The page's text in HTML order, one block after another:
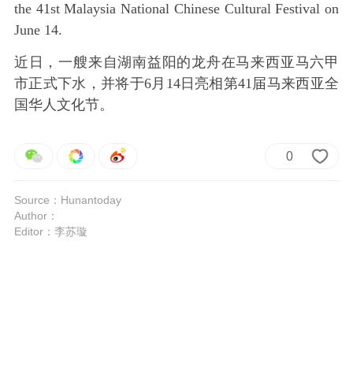
the 41st Malaysia National Chinese Cultural Festival on
June 14.
近日，一艘来自湖南益阳的龙舟在马来西亚马六甲
市正式下水，并将于6月14日亮相第41届马来西亚全
国华人文化节。
0
Source：Hunantoday
Author：
Editor：李苏璇